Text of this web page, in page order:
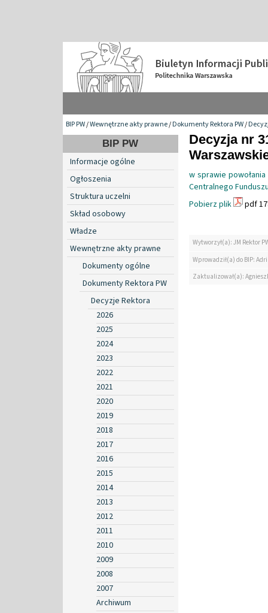
BIP PW/Wewnętrzne akty prawne/Dokumenty Rektora PW/
BIP PW
Informacje ogólne
Ogłoszenia
Struktura uczelni
Skład osobowy
Władze
Wewnętrzne akty prawne
Dokumenty ogólne
Dokumenty Rektora PW
Decyzje Rektora
2026
2025
2024
2023
2022
2021
2020
2019
2018
2017
2016
2015
2014
2013
2012
2011
2010
2009
2008
2007
Archiwum
Decyzja nr
w sprawie
Centralnego
Pobierz plik
pdf
Wytworzył(a): JM Rektor
Wprowadził(a) do BIP:
Zaktualizował(a):